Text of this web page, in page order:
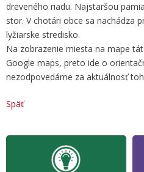
dreveného riadu. Najstaršou
stor. V chotári obce sa nachádza
lyžiarske stredisko.
Na zobrazenie miesta na mape
Google maps, preto ide o
nezodpovedáme za aktuálnosť
Späť